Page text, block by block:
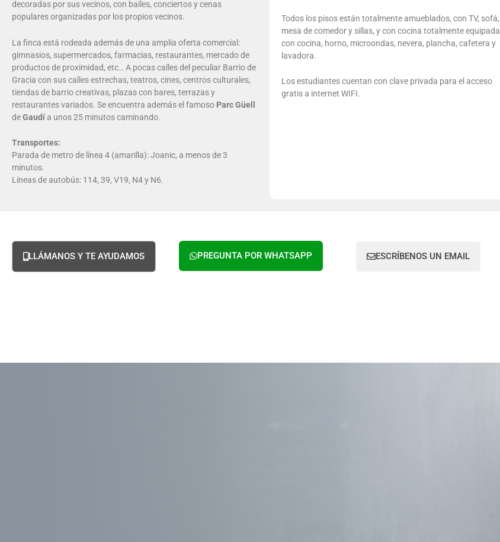
decoradas por sus vecinos, con bailes, conciertos y cenas
populares organizadas por los propios vecinos.
La finca está rodeada además de una amplia oferta comercial:
gimnasios, supermercados, farmacias, restaurantes, mercado de
productos de proximidad, etc… A pocas calles del peculiar Barrio de
Gracia con sus calles estrechas, teatros, cines, centros culturales,
tiendas de barrio creativas, plazas con bares, terrazas y
restaurantes variados. Se encuentra además el famoso Parc Güell
deGaudía unos 25 minutos caminando.
Transportes:
Parada de metro de línea 4 (amarilla): Joanic, a menos de 3
minutos.
Líneas de autobús: 114, 39, V19, N4 y N6.
Todos los pisos están totalmente amueblados, con TV, sofá,
mesa de comedor y sillas, y con cocina totalmente equipada
con cocina, horno, microondas, nevera, plancha, cafetera y
lavadora.
Los estudiantes cuentan con clave privada para el acceso
gratis a internet WIFI.
LLÁMANOS Y TE AYUDAMOS PREGUNTA POR WHATSAPP ESCRÍBENOS UN EMAIL